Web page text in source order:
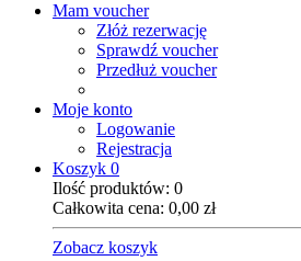
Mam voucher
Złóż rezerwację
Sprawdź voucher
Przedłuż voucher
Moje konto
Logowanie
Rejestracja
Koszyk 0
Ilość produktów: 0
Całkowita cena: 0,00 zł
Zobacz koszyk